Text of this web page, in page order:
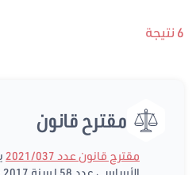
6 نتيجة
مقترح قانون
مقترح قانون عدد 2021/037